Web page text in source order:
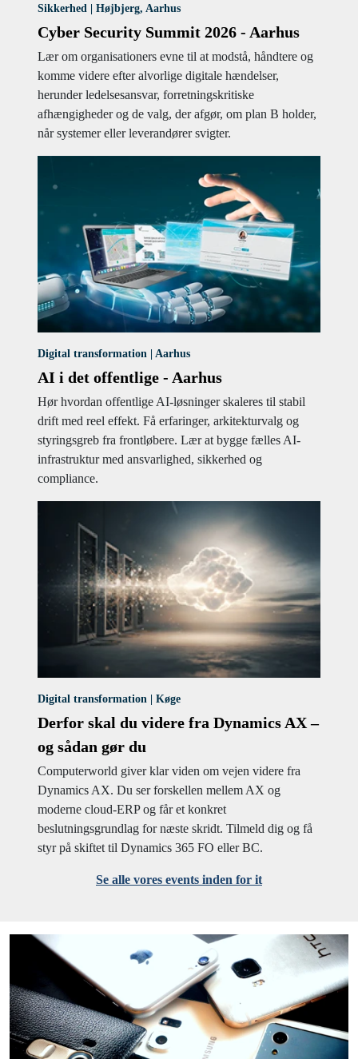
Sikkerhed | Højbjerg, Aarhus
Cyber Security Summit 2026 - Aarhus
Lær om organisationers evne til at modstå, håndtere og
komme videre efter alvorlige digitale hændelser,
herunder ledelsesansvar, forretningskritiske
afhængigheder og de valg, der afgør, om plan B holder,
når systemer eller leverandører svigter.
Digital transformation | Aarhus
AI i det offentlige - Aarhus
Hør hvordan offentlige AI-løsninger skaleres til stabil
drift med reel effekt. Få erfaringer, arkitekturvalg og
styringsgreb fra frontløbere. Lær at bygge fælles AI-
infrastruktur med ansvarlighed, sikkerhed og
compliance.
Digital transformation | Køge
Derfor skal du videre fra Dynamics AX –
og sådan gør du
Computerworld giver klar viden om vejen videre fra
Dynamics AX. Du ser forskellen mellem AX og
moderne cloud-ERP og får et konkret
beslutningsgrundlag for næste skridt. Tilmeld dig og få
styr på skiftet til Dynamics 365 FO eller BC.
Se alle vores events inden for it